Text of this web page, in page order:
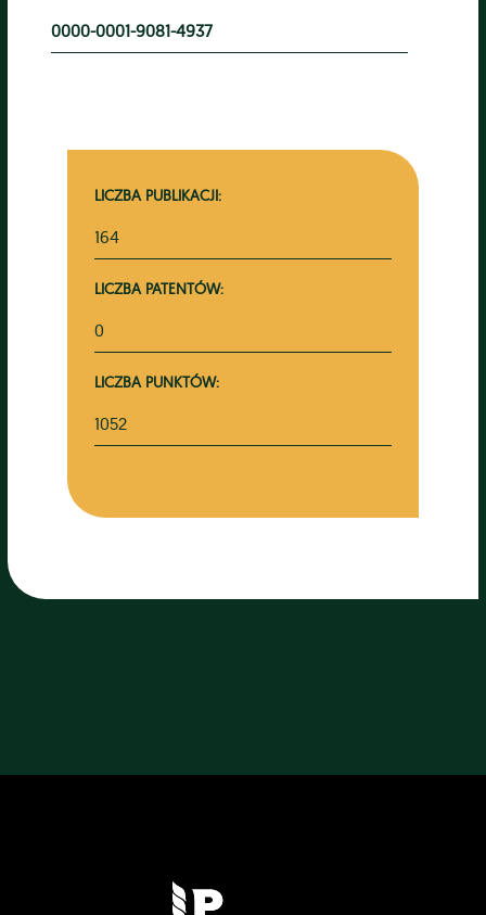
0000-0001-9081-4937
LICZBA PUBLIKACJI:
164
LICZBA PATENTÓW:
0
LICZBA PUNKTÓW:
1052